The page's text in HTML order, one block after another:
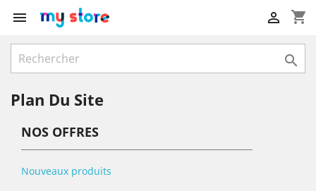
 shopping_cart


Plan Du Site
NOS OFFRES
Nouveaux produits